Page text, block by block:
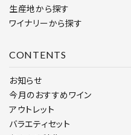
生産地から探す
ワイナリーから探す
CONTENTS
お知らせ
今月のおすすめワイン
アウトレット
バラエティセット